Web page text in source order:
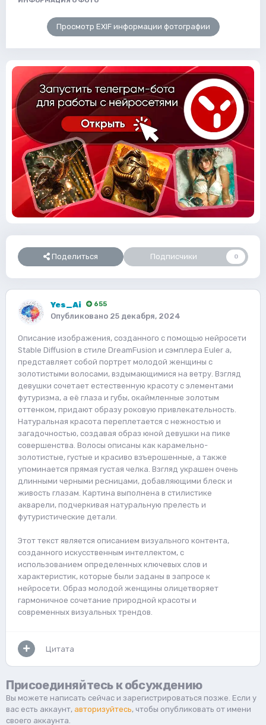
Просмотр EXIF информации фотографии
Поделиться Подписчики 0
Yes_Ai 655
Опубликовано 25 декабря, 2024
Описание изображения, созданного с помощью нейросети
Stable Diffusion в стиле DreamFusion и сэмплера Euler a,
представляет собой портрет молодой женщины с
золотистыми волосами, вздымающимися на ветру. Взгляд
девушки сочетает естественную красоту с элементами
футуризма, а её глаза и губы, окаймленные золотым
оттенком, придают образу роковую привлекательность.
Натуральная красота переплетается с нежностью и
загадочностью, создавая образ юной девушки на пике
совершенства. Волосы описаны как карамельно-
золотистые, густые и красиво взъерошенные, а также
упоминается прямая густая челка. Взгляд украшен очень
длинными черными ресницами, добавляющими блеск и
живость глазам. Картина выполнена в стилистике
акварели, подчеркивая натуральную прелесть и
футуристические детали.
Этот текст является описанием визуального контента,
созданного искусственным интеллектом, с
использованием определенных ключевых слов и
характеристик, которые были заданы в запросе к
нейросети. Образ молодой женщины олицетворяет
гармоничное сочетание природной красоты и
современных визуальных трендов.
Цитата
Присоединяйтесь к обсуждению
Вы можете написать сейчас и зарегистрироваться позже. Если у
вас есть аккаунт, авторизуйтесь, чтобы опубликовать от имени
своего аккаунта.